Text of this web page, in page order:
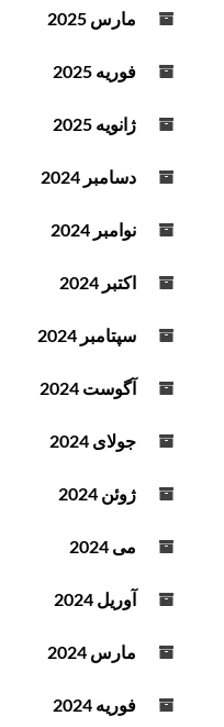
مارس 2025
فوریه 2025
ژانویه 2025
دسامبر 2024
نوامبر 2024
اکتبر 2024
سپتامبر 2024
آگوست 2024
جولای 2024
ژوئن 2024
می 2024
آوریل 2024
مارس 2024
فوریه 2024